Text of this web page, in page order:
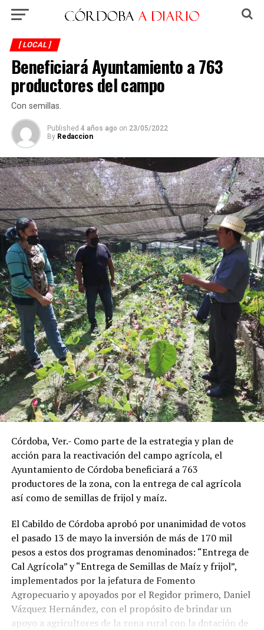
[ LOCAL ]
Beneficiará Ayuntamiento a 763
productores del campo
Con semillas.
Published 4 años ago on 23/05/2022
By Redaccion
Córdoba, Ver.- Como parte de la estrategia y plan de
acción para la reactivación del campo agrícola, el
Ayuntamiento de Córdoba beneficiará a 763
productores de la zona, con la entrega de cal agrícola
así como de semillas de frijol y maíz.
El Cabildo de Córdoba aprobó por unanimidad de votos
el pasado 13 de mayo la inversión de más de 170 mil
pesos a estos dos programas denominados: “Entrega de
Cal Agrícola” y “Entrega de Semillas de Maíz y frijol”,
implementados por la jefatura de Fomento
Agropecuario y apoyados por el Regidor primero, Daniel
Vázquez Hernández, con el propósito de brindar un
apoyo a agricultores de la zona rural con la dotación de